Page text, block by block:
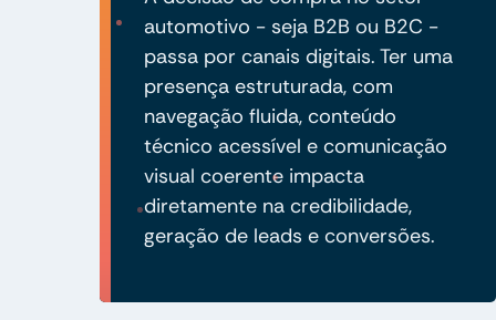
automotivo - seja B2B ou B2C -
passa por canais digitais. Ter uma
presença estruturada, com
navegação fluida, conteúdo
técnico acessível e comunicação
visual coerente impacta
diretamente na credibilidade,
geração de leads e conversões.